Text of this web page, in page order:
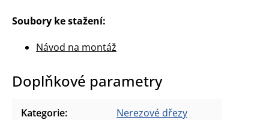
Soubory ke stažení:
Návod na montáž
Doplňkové parametry
Kategorie: Nerezové dřezy